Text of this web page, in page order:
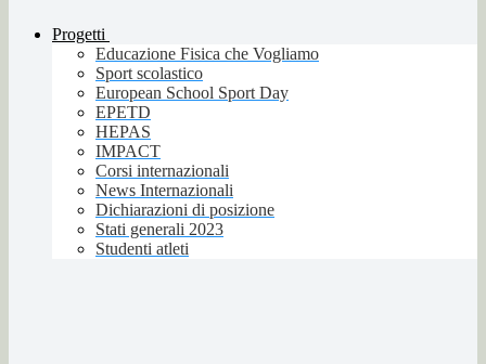
Progetti
Educazione Fisica che Vogliamo
Sport scolastico
European School Sport Day
EPETD
HEPAS
IMPACT
Corsi internazionali
News Internazionali
Dichiarazioni di posizione
Stati generali 2023
Studenti atleti